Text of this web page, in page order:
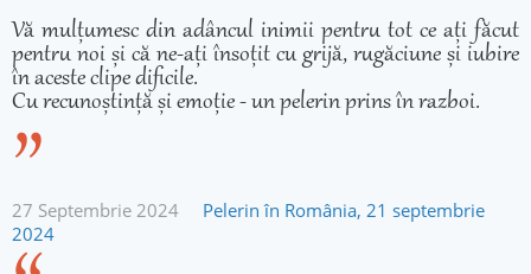
Vă mulțumesc din adâncul inimii pentru tot ce ați făcut
pentru noi și că ne-ați însoțit cu grijă, rugăciune și iubire
în aceste clipe dificile.
Cu recunoștință și emoție - un pelerin prins în razboi.
27 Septembrie 2024
Pelerin în România, 21 septembrie
2024